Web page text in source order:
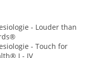
- Louder than
- Touch for
I - IV